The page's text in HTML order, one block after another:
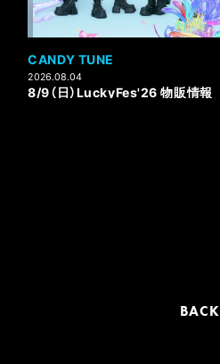
CANDY TUNE
2026.08.04
8/9（日）LuckyFes'26 物販情報
BACK